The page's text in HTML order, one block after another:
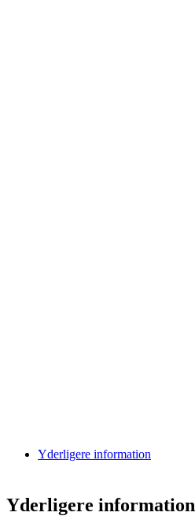
Yderligere information
Yderligere information